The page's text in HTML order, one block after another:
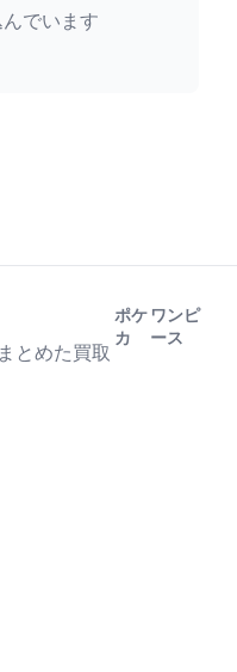
でいます
とめた買取
ポケ
カ
ワンピ
ース